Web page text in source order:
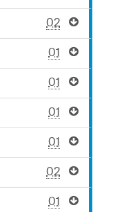
02
01
01
01
01
02
01